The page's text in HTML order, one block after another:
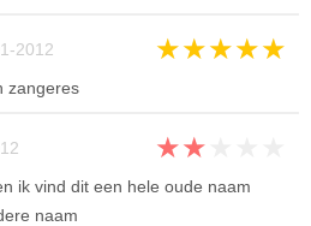
2012 ★★★★★
zangeres
★★
ik vind dit een hele oude naam
naam